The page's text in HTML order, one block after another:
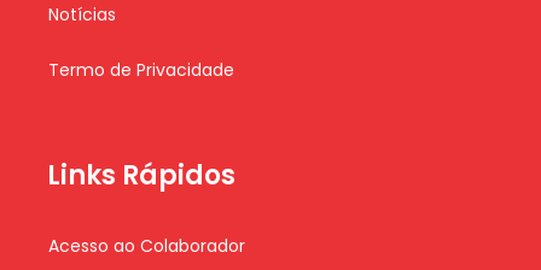
Notícias
Termo de Privacidade
Links Rápidos
Acesso ao Colaborador